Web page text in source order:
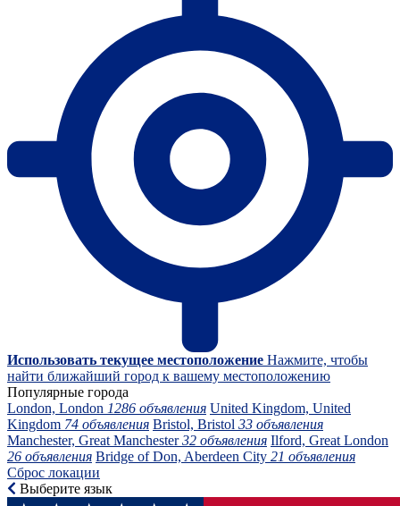
Использовать текущее местоположение Нажмите, чтобы
найти ближайший город к вашему местоположению
Популярные города
London, London 1286 объявления United Kingdom, United
Kingdom 74 объявления Bristol, Bristol 33 объявления
Manchester, Great Manchester32 объявления Ilford, Great London
26 объявления Bridge of Don, Aberdeen City 21 объявления
Сброс локации
Выберите язык